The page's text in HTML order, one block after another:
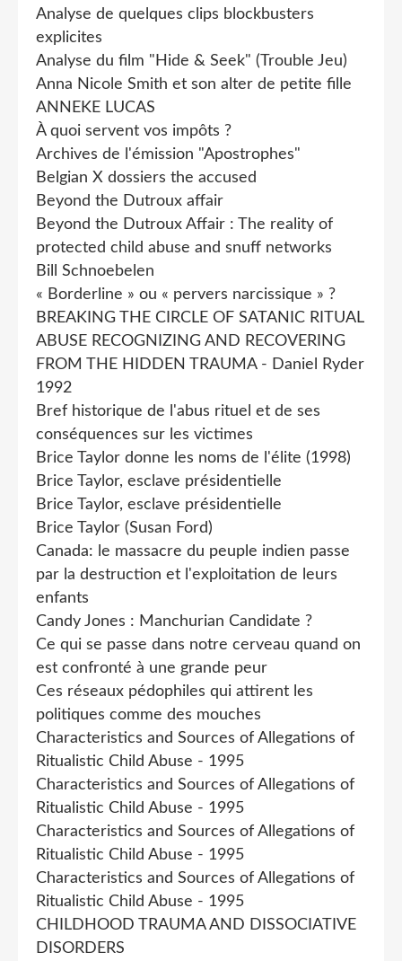
Analyse de quelques clips blockbusters
explicites
Analyse du film "Hide & Seek" (Trouble Jeu)
Anna Nicole Smith et son alter de petite fille
ANNEKE LUCAS
À quoi servent vos impôts ?
Archives de l'émission "Apostrophes"
Belgian X dossiers the accused
Beyond the Dutroux affair
Beyond the Dutroux Affair : The reality of
protected child abuse and snuff networks
Bill Schnoebelen
« Borderline » ou « pervers narcissique » ?
BREAKING THE CIRCLE OF SATANIC RITUAL
ABUSE RECOGNIZING AND RECOVERING
FROM THE HIDDEN TRAUMA - Daniel Ryder
1992
Bref historique de l'abus rituel et de ses
conséquences sur les victimes
Brice Taylor donne les noms de l'élite (1998)
Brice Taylor, esclave présidentielle
Brice Taylor, esclave présidentielle
Brice Taylor (Susan Ford)
Canada: le massacre du peuple indien passe
par la destruction et l'exploitation de leurs
enfants
Candy Jones : Manchurian Candidate ?
Ce qui se passe dans notre cerveau quand on
est confronté à une grande peur
Ces réseaux pédophiles qui attirent les
politiques comme des mouches
Characteristics and Sources of Allegations of
Ritualistic Child Abuse - 1995
Characteristics and Sources of Allegations of
Ritualistic Child Abuse - 1995
Characteristics and Sources of Allegations of
Ritualistic Child Abuse - 1995
Characteristics and Sources of Allegations of
Ritualistic Child Abuse - 1995
CHILDHOOD TRAUMA AND DISSOCIATIVE
DISORDERS